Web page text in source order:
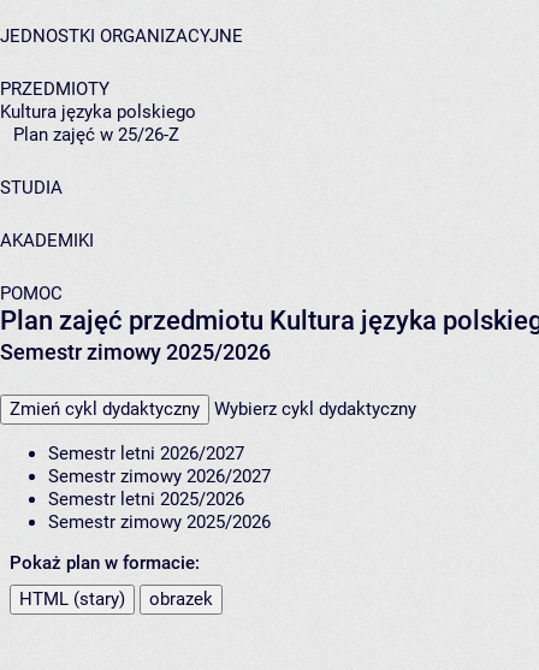
JEDNOSTKI ORGANIZACYJNE
PRZEDMIOTY
Kultura języka polskiego
Plan zajęć w 25/26-Z
STUDIA
AKADEMIKI
POMOC
Plan zajęć przedmiotu Kultura języka
Semestr zimowy 2025/2026
Zmień cykl dydaktyczny Wybierz cykl dydaktyczny
Semestr letni 2026/2027
Semestr zimowy 2026/2027
Semestr letni 2025/2026
Semestr zimowy 2025/2026
Pokaż plan w formacie:
HTML (stary)
obrazek